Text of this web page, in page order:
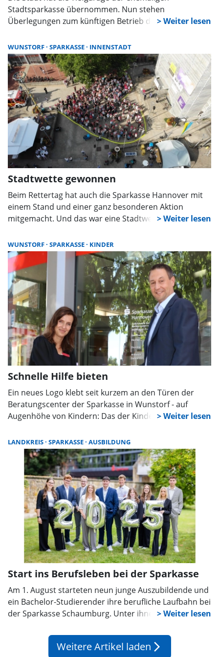
Stadtsparkasse übernommen. Nun stehen
Überlegungen zum künftigen Betrieb der 50 Stellplätze
Werbegemeinschaft soll in die Entscheidung
eingebunden werden.
WUNSTORF SPARKASSE INNENSTADT
Stadtwette gewonnen
Beim Rettertag hat auch die Sparkasse Hannover mit
einem Stand und einer ganz besonderen Aktion
mitgemacht. Und das war eine Stadtwette: Mindestens
Vorplatz der Stadtkirche ein und bildeten gemeinsam
ein Herz, das per Drohnenaufnahme dokumentiert
wurde.
WUNSTORF SPARKASSE KINDER
Schnelle Hilfe bieten
Ein neues Logo klebt seit kurzem an den Türen der
Beratungscenter der Sparkasse in Wunstorf - auf
Augenhöhe von Kindern: Das der Kinderschutzinsel.
Sport soll schnelle und unkomplizierte Hilfe für Kinder
und Jugendliche in Gefahrensituationen bringen.
LANDKREIS SPARKASSE AUSBILDUNG
Start ins Berufsleben bei der Sparkasse
Am 1. August starteten neun junge Auszubildende und
ein Bachelor-Studierender ihre berufliche Laufbahn bei
der Sparkasse Schaumburg. Unter ihnen befindet sich
„Immobilienkaufmann“. Das Motto „Mission:
Ausbildung, Karriere: Safe.“ wird die „Neuen“ in den
Weitere Artikel laden arrow_forward_ios